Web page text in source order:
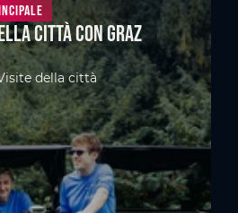
città con Graz
della città